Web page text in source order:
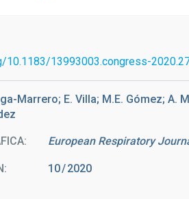
10.1183/13993003.congress-
Marrero; E. Villa; M.E. Gómez; A.
European Respiratory
10 2020